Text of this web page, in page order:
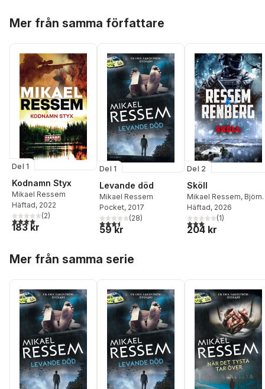
Mer från samma författare
Del 1
Kodnamn Styx
Mikael Ressem
Häftad, 2022
4,0utav 5 stjärnor. Totalt antal röster:
(2)
183 kr
Del 1
Levande död
Mikael Ressem
Pocket, 2017
3,5utav 5 stjärnor. Totalt antal röster:
(28)
59 kr
Del 2
Sköll
Mikael Ressem, Björn
Renberg
Häftad, 2026
3,0utav 5 stjärnor.
(1)
204 kr
Mer från samma serie